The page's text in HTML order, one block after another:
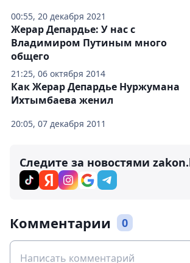
00:55, 20 декабря 2021
21:25, 06 октября 2014
Жерар Депардье: У нас с
Владимиром Путиным много
общего
20:05, 07 декабря 2011
Как Жерар Депардье Нуржумана
Ихтымбаева женил
Следите за новостями
Комментарии 0